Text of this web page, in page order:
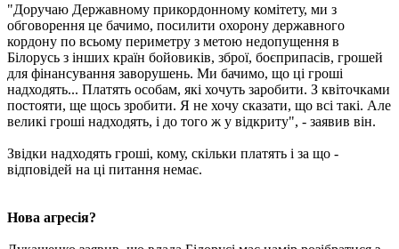
"Доручаю Державному прикордонному комітету, ми з
обговорення це бачимо, посилити охорону державного
кордону по всьому периметру з метою недопущення в
Білорусь з інших країн бойовиків, зброї, боєприпасів, грошей
для фінансування заворушень. Ми бачимо, що ці гроші
надходять... Платять особам, які хочуть заробити. З квіточками
постояти, ще щось зробити. Я не хочу сказати, що всі такі. Але
великі гроші надходять, і до того ж у відкриту", - заявив він.
Звідки надходять гроші, кому, скільки платять і за що -
відповідей на ці питання немає.
Нова агресія?